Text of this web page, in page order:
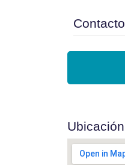
Contacto
Ubicación